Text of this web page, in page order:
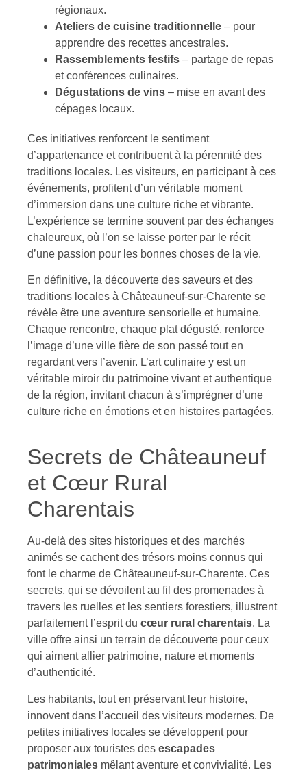
régionaux.
Ateliers de cuisine traditionnelle – pour
apprendre des recettes ancestrales.
Rassemblements festifs – partage de repas
et conférences culinaires.
Dégustations de vins – mise en avant des
cépages locaux.
Ces initiatives renforcent le sentiment
d’appartenance et contribuent à la pérennité des
traditions locales. Les visiteurs, en participant à ces
événements, profitent d’un véritable moment
d’immersion dans une culture riche et vibrante.
L’expérience se termine souvent par des échanges
chaleureux, où l’on se laisse porter par le récit
d’une passion pour les bonnes choses de la vie.
En définitive, la découverte des saveurs et des
traditions locales à Châteauneuf-sur-Charente se
révèle être une aventure sensorielle et humaine.
Chaque rencontre, chaque plat dégusté, renforce
l’image d’une ville fière de son passé tout en
regardant vers l’avenir. L’art culinaire y est un
véritable miroir du patrimoine vivant et authentique
de la région, invitant chacun à s’imprégner d’une
culture riche en émotions et en histoires partagées.
Secrets de Châteauneuf
et Cœur Rural
Charentais
Au-delà des sites historiques et des marchés
animés se cachent des trésors moins connus qui
font le charme de Châteauneuf-sur-Charente. Ces
secrets, qui se dévoilent au fil des promenades à
travers les ruelles et les sentiers forestiers, illustrent
parfaitement l’esprit du cœur rural charentais. La
ville offre ainsi un terrain de découverte pour ceux
qui aiment allier patrimoine, nature et moments
d’authenticité.
Les habitants, tout en préservant leur histoire,
innovent dans l’accueil des visiteurs modernes. De
petites initiatives locales se développent pour
proposer aux touristes des escapades
patrimoniales mêlant aventure et convivialité. Les